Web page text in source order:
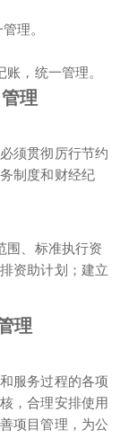
理。
账，统一管理。
理
须贯彻厉行节约
制度和财经纪
围、标准执行资
资助计划；建立
理
服务过程的各项
，合理安排使用
项目管理，为公